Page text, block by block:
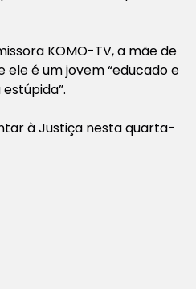
KOMO-TV, a mãe de
ele é um jovem “educado e
à Justiça nesta quarta-